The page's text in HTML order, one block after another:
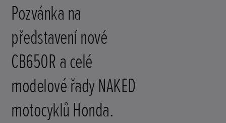
Pozvánka na
představení nové
CB650R a celé
modelové řady NAKED
motocyklů Honda.